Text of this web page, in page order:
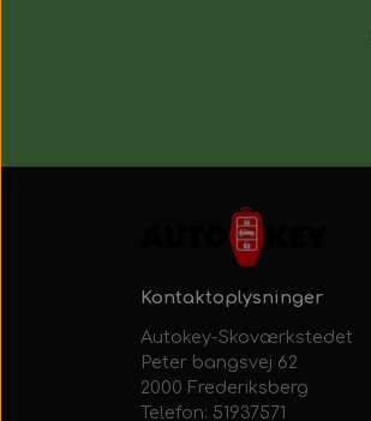
Kontaktoplysninger
Autokey-Skoværkstedet
Peter bangsvej 62
2000 Frederiksberg
Telefon: 51937571